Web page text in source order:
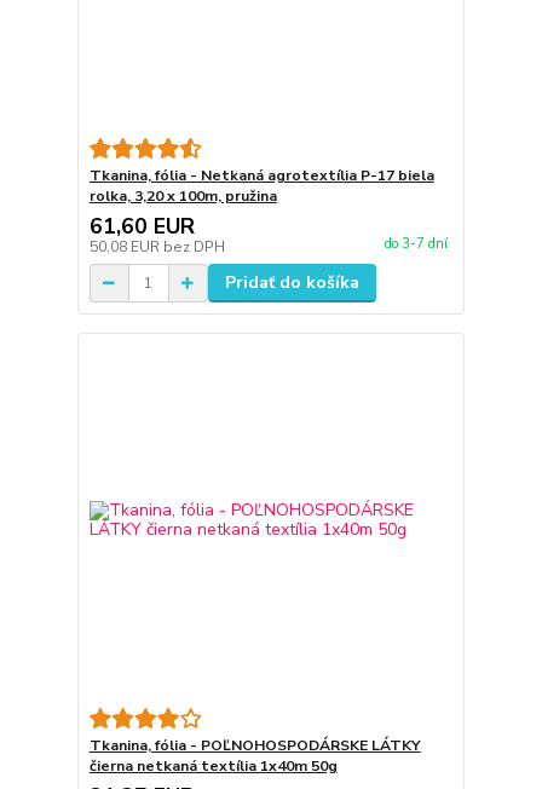
Tkanina, fólia - Netkaná agrotextília P-17 biela
rolka, 3,20 x 100m, pružina
61,60 EUR
50,08 EUR bez DPH do 3-7 dní
Pridať do košíka
Tkanina, fólia - POĽNOHOSPODÁRSKE LÁTKY
čierna netkaná textília 1x40m 50g